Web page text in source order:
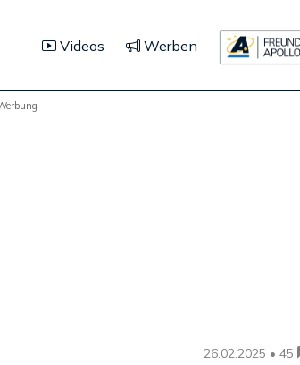
Videos Werben
26.02.2025 • 45